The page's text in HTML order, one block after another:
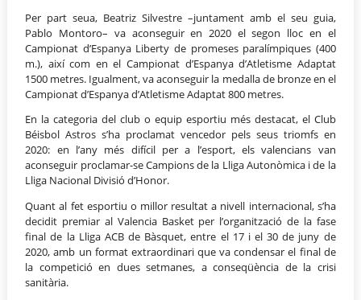
Per part seua, Beatriz Silvestre –juntament amb el seu guia,
Pablo Montoro– va aconseguir en 2020 el segon lloc en el
Campionat d’Espanya Liberty de promeses paralímpiques (400
m.), així com en el Campionat d’Espanya d’Atletisme Adaptat
1500 metres. Igualment, va aconseguir la medalla de bronze en el
Campionat d’Espanya d’Atletisme Adaptat 800 metres.
En la categoria del club o equip esportiu més destacat, el Club
Béisbol Astros s’ha proclamat vencedor pels seus triomfs en
2020: en l’any més difícil per a l’esport, els valencians van
aconseguir proclamar-se Campions de la Lliga Autonòmica i de la
Lliga Nacional Divisió d’Honor.
Quant al fet esportiu o millor resultat a nivell internacional, s’ha
decidit premiar al Valencia Basket per l’organització de la fase
final de la Lliga ACB de Bàsquet, entre el 17 i el 30 de juny de
2020, amb un format extraordinari que va condensar el final de
la competició en dues setmanes, a conseqüència de la crisi
sanitària.